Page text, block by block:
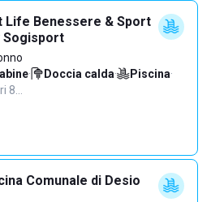
Life Benessere & Sport
Sogisport
· Doccia calda· Piscina·
8…
Comunale di Desio